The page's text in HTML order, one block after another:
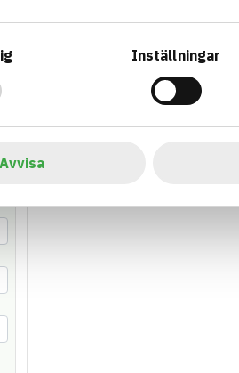
Inställningar
Avvisa